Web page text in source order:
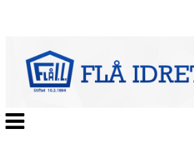
Veksle
navigasjon